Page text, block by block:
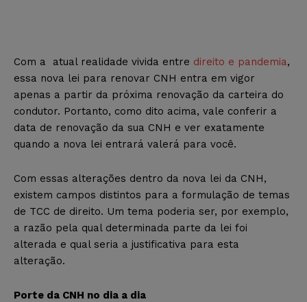
Com a atual realidade vivida entre direito e pandemia,
essa nova lei para renovar CNH entra em vigor
apenas a partir da próxima renovação da carteira do
condutor. Portanto, como dito acima, vale conferir a
data de renovação da sua CNH e ver exatamente
quando a nova lei entrará valerá para você.
Com essas alterações dentro da nova lei da CNH,
existem campos distintos para a formulação de temas
de TCC de direito. Um tema poderia ser, por exemplo,
a razão pela qual determinada parte da lei foi
alterada e qual seria a justificativa para esta
alteração.
Porte da CNH no dia a dia